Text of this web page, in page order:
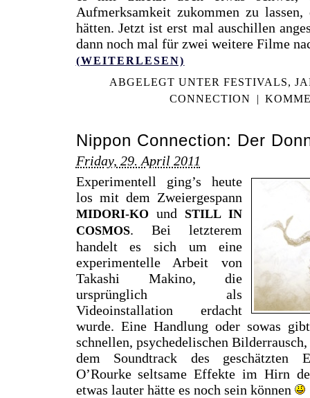
Aufmerksamkeit zukommen zu
hätten. Jetzt ist erst mal auschillen
dann noch mal für zwei weitere Filme
(WEITERLESEN)
ABGELEGT UNTER FESTIVALS,
CONNECTION
|
Nippon Connection: Der
Friday, 29. April 2011
Experimentell ging’s heute
los mit dem Zweiergespann
MIDORI-KO und STILL IN
COSMOS. Bei letzterem
handelt es sich um eine
experimentelle Arbeit von
Takashi Makino, die
ursprünglich als
Videoinstallation erdacht
wurde. Eine Handlung oder sowas
schnellen, psychedelischen
dem Soundtrack des geschätzten
O’Rourke seltsame Effekte im Hirn
etwas lauter hätte es noch sein können